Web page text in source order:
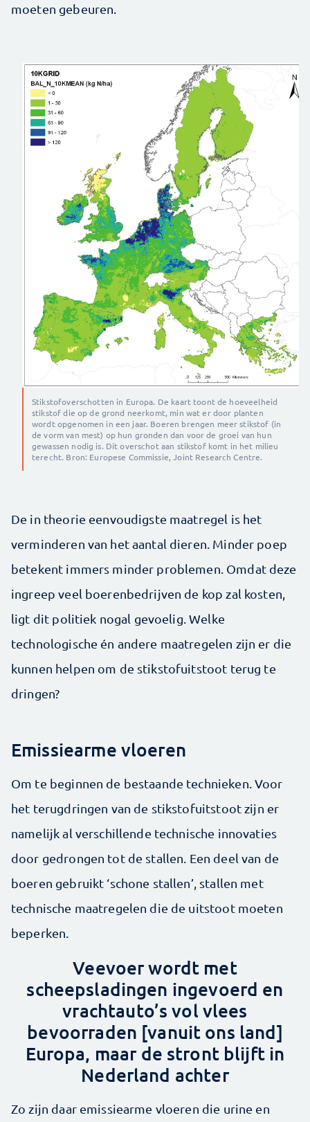
moeten gebeuren.
Stikstofoverschotten in Europa. De kaart toont de hoeveelheid
stikstof die op de grond neerkomt, min wat er door planten
wordt opgenomen in een jaar. Boeren brengen meer stikstof (in
de vorm van mest) op hun gronden dan voor de groei van hun
gewassen nodig is. Dit overschot aan stikstof komt in het milieu
terecht. Bron: Europese Commissie, Joint Research Centre.
De in theorie eenvoudigste maatregel is het
verminderen van het aantal dieren. Minder poep
betekent immers minder problemen. Omdat deze
ingreep veel boerenbedrijven de kop zal kosten,
ligt dit politiek nogal gevoelig. Welke
technologische én andere maatregelen zijn er die
kunnen helpen om de stikstofuitstoot terug te
dringen?
Emissiearme vloeren
Om te beginnen de bestaande technieken. Voor
het terugdringen van de stikstofuitstoot zijn er
namelijk al verschillende technische innovaties
door gedrongen tot de stallen. Een deel van de
boeren gebruikt ‘schone stallen’, stallen met
technische maatregelen die de uitstoot moeten
beperken.
Veevoer wordt met
scheepsladingen ingevoerd en
vrachtauto’s vol vlees
bevoorraden [vanuit ons land]
Europa, maar de stront blijft in
Nederland achter
Zo zijn daar emissiearme vloeren die urine en